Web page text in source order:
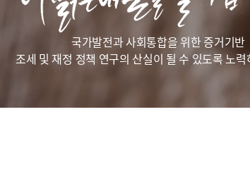
국가발전과 사회통합을 위한 증거기반
조세 및 재정 정책 연구의 산실이 될 수 있도록 노